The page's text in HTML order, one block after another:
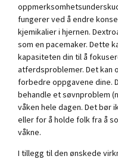
fungerer ved å endre
kjemikalier i hjernen.
som en pacemaker. Dette
kapasiteten din til å
atferdsproblemer. Det kan
forbedre oppgavene dine.
behandle et søvnproblem
våken hele dagen. Det bør
eller for å holde folk fra å
våkne.
I tillegg til den ønskede